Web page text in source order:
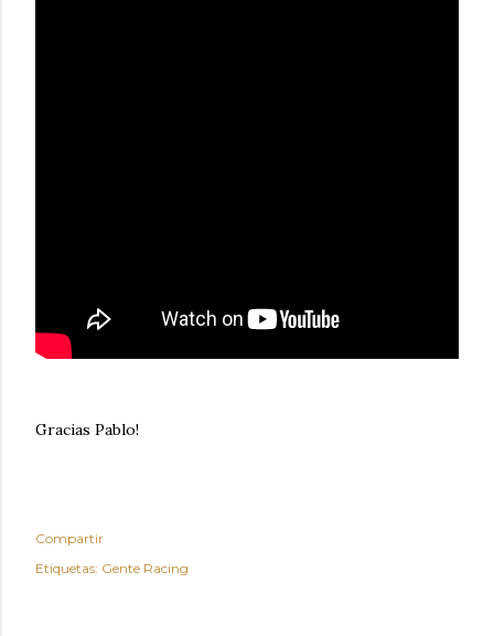
Gracias Pablo!
Compartir
Etiquetas: Gente Racing